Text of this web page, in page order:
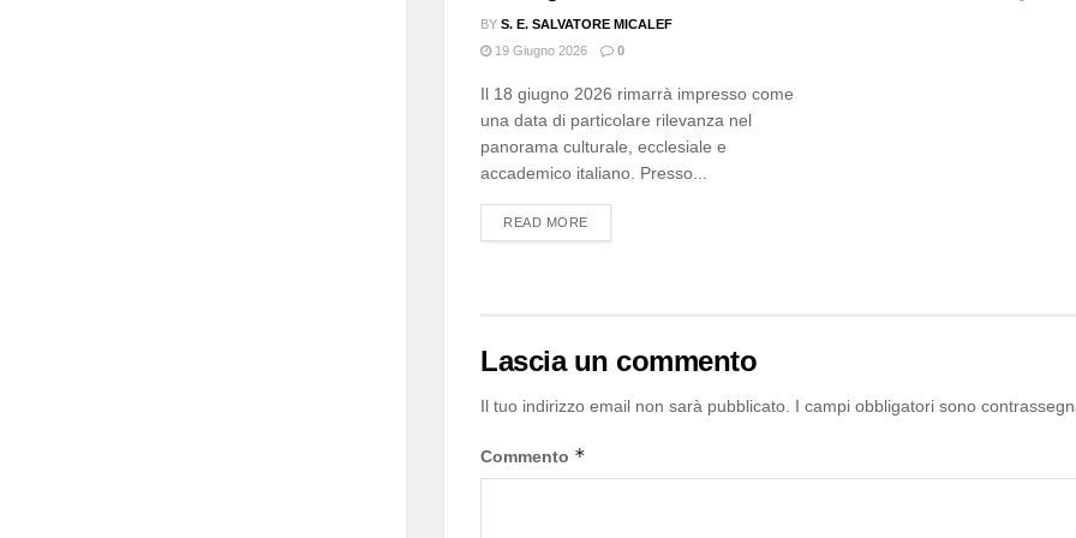
BY S. E. SALVATORE MICALEF
19 Giugno 2026
0
Il 18 giugno 2026 rimarrà impresso come
una data di particolare rilevanza nel
panorama culturale, ecclesiale e
accademico italiano. Presso...
READ MOREDETAILS
Lascia un commento
Il tuo indirizzo email non sarà pubblicato. I campi obbligatori sono
Commento *